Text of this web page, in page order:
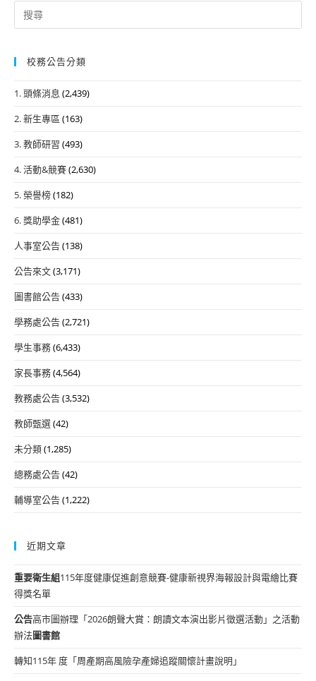
Search
for:
校務公告分類
1. 頭條消息 (2,439)
2. 新生專區 (163)
3. 教師研習 (493)
4. 活動&競賽(2,630)
5. 榮譽榜(182)
6. 獎助學金(481)
人事室公告(138)
公告來文(3,171)
圖書館公告(433)
學務處公告(2,721)
學生事務(6,433)
家長事務(4,564)
教務處公告(3,532)
教師甄選(42)
未分類(1,285)
總務處公告(42)
輔導室公告(1,222)
近期文章
重要衛生組115年度健康促進創意競賽-健康新視界海報設計與電繪比賽
得獎名單
公告高市圖辦理「2026朗聲大賞：朗讀文本演出影片徵選活動」之活動
辦法圖書館
轉知115年 度「周產期高風險孕產婦追蹤關懷計畫說明」